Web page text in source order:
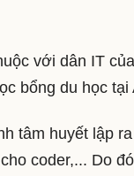
với dân IT
bổng du học tại
tâm huyết lập
coder,... Do